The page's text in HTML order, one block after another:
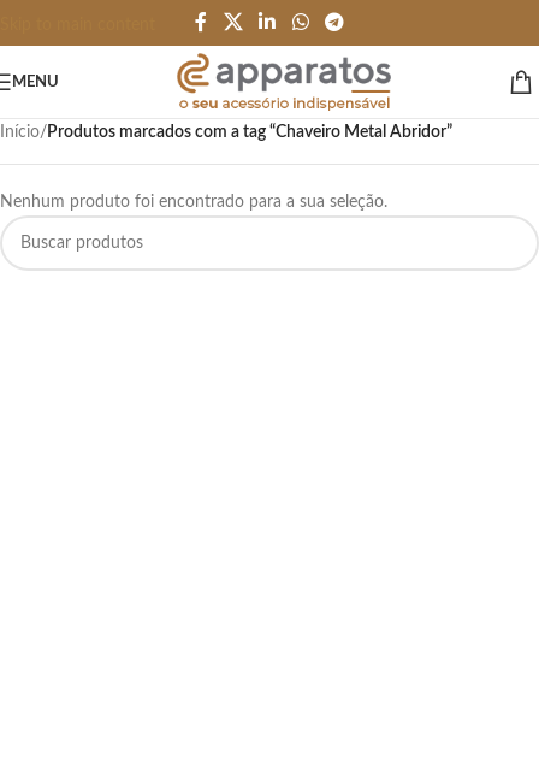
MENU
Início/ Produtos marcados com a tag “Chaveiro Metal Abridor”
Nenhum produto foi encontrado para a sua seleção.